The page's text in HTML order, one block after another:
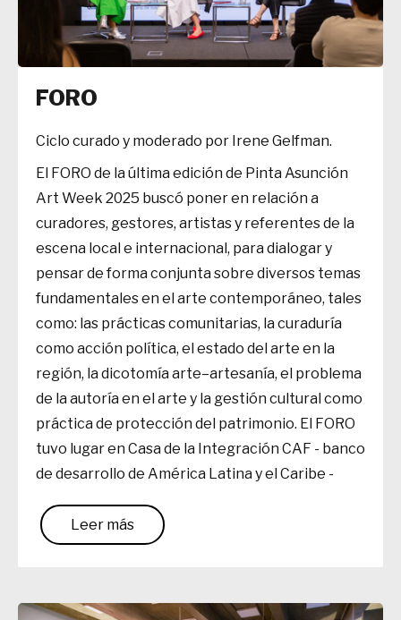
FORO
Ciclo curado y moderado por Irene Gelfman.
El FORO de la última edición de Pinta Asunción
Art Week 2025 buscó poner en relación a
curadores, gestores, artistas y referentes de la
escena local e internacional, para dialogar y
pensar de forma conjunta sobre diversos temas
fundamentales en el arte contemporáneo, tales
como: las prácticas comunitarias, la curaduría
como acción política, el estado del arte en la
región, la dicotomía arte–artesanía, el problema
de la autoría en el arte y la gestión cultural como
práctica de protección del patrimonio. El FORO
tuvo lugar en Casa de la Integración CAF - banco
de desarrollo de América Latina y el Caribe -
Leer más